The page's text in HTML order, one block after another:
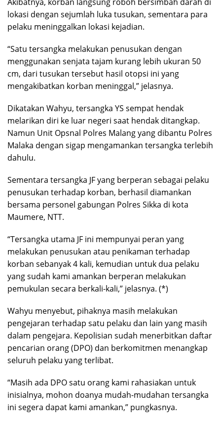
lokasi dengan sejumlah luka tusukan, sementara para
pelaku meninggalkan lokasi kejadian.
“Satu tersangka melakukan penusukan dengan
menggunakan senjata tajam kurang lebih ukuran 50
cm, dari tusukan tersebut hasil otopsi ini yang
mengakibatkan korban meninggal,” jelasnya.
Dikatakan Wahyu, tersangka YS sempat hendak
melarikan diri ke luar negeri saat hendak ditangkap.
Namun Unit Opsnal Polres Malang yang dibantu Polres
Malaka dengan sigap mengamankan tersangka terlebih
dahulu.
Sementara tersangka JF yang berperan sebagai pelaku
penusukan terhadap korban, berhasil diamankan
bersama personel gabungan Polres Sikka di kota
Maumere, NTT.
“Tersangka utama JF ini mempunyai peran yang
melakukan penusukan atau penikaman terhadap
korban sebanyak 4 kali, kemudian untuk dua pelaku
yang sudah kami amankan berperan melakukan
pemukulan secara berkali-kali,” jelasnya. (*)
Wahyu menyebut, pihaknya masih melakukan
pengejaran terhadap satu pelaku dan lain yang masih
dalam pengejara. Kepolisian sudah menerbitkan daftar
pencarian orang (DPO) dan berkomitmen menangkap
seluruh pelaku yang terlibat.
“Masih ada DPO satu orang kami rahasiakan untuk
inisialnya, mohon doanya mudah-mudahan tersangka
ini segera dapat kami amankan,” pungkasnya.